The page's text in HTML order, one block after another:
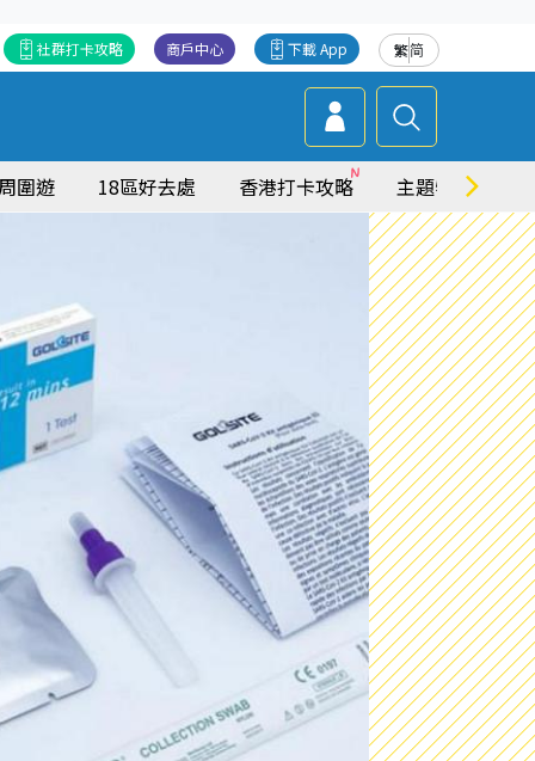
繁简
下載 App
商戶中心
社群打卡攻略
圍遊 18區好去處 香港打卡攻略 主題特集